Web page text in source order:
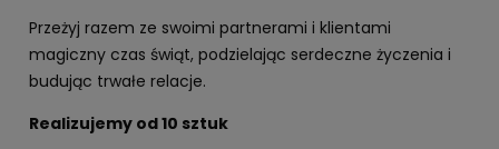
Przeżyj razem ze swoimi partnerami i klientami
magiczny czas świąt, podzielając serdeczne życzenia i
budując trwałe relacje.
Realizujemy od 10 sztuk